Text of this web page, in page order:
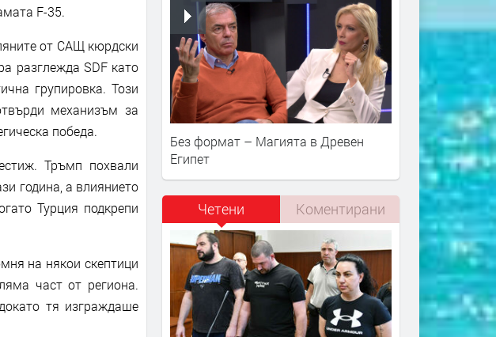
F-35.
от САЩ кюрдски
разглежда SDF като
групировка. Този
механизъм за
победа.
Тръмп похвали
година, а влиянието
Турция подкрепи
на някои скептици
част от региона.
тя изграждаше
Без формат – Магията в Древен
Египет
Четени Коментирани